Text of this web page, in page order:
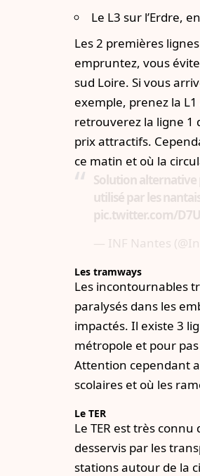
Le L3 sur l’Erdre,
Les 2 premières
empruntez, vous
sud Loire. Si vous
exemple, prenez la
retrouverez la ligne 1
prix attractifs.
ce matin et où la
Solution alternative
utilisé par les
pic.twitter.com/
— INF Nantes
Les tramways
Les incontournables
paralysés dans les
impactés. Il existe 3
métropole et pour
Attention cependant
scolaires et où les
Le TER
Le TER est très
desservis par les
stations autour de la